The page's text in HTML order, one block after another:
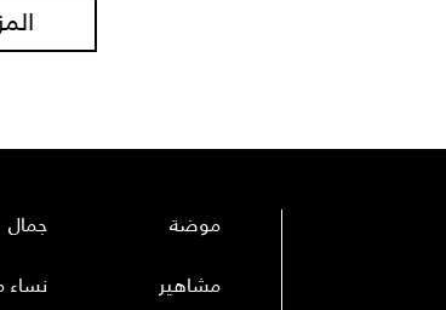
موضة
مشاهير
جمال
نساء